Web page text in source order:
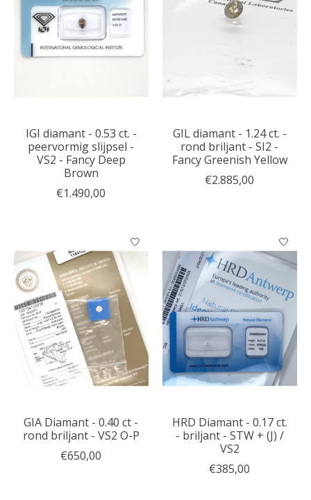
IGI diamant - 0.53 ct. -
peervormig slijpsel -
VS2 - Fancy Deep
Brown
€1.490,00
GIL diamant - 1.24 ct. -
rond briljant - SI2 -
Fancy Greenish Yellow
€2.885,00
GIA Diamant - 0.40 ct -
rond briljant - VS2 O-P
€650,00
HRD Diamant - 0.17 ct.
- briljant - STW + (J) /
VS2
€385,00